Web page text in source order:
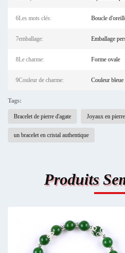
6Les mots clés: Boucle
7emballage: Emballage
8Le charme: Forme ovale
9Couleur de charme: Couleur bleue
Tags:
Bracelet de pierre d'agate Joyaux en
un bracelet en cristal authentique
Produits